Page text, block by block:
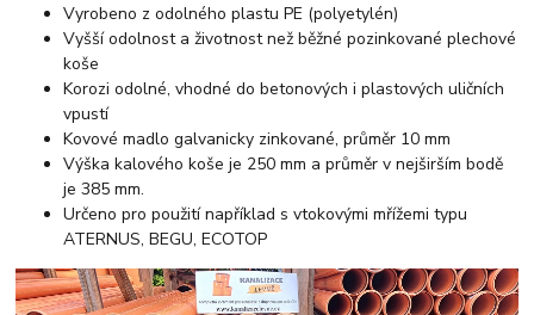
Vyrobeno z odolného plastu PE (polyetylén)
Vyšší odolnost a životnost než běžné pozinkované plechové
koše
Korozi odolné, vhodné do betonových i plastových uličních
vpustí
Kovové madlo galvanicky zinkované, průměr 10 mm
Výška kalového koše je 250 mm a průměr v nejširším bodě
je 385 mm.
Určeno pro použití například s vtokovými mřížemi typu
ATERNUS, BEGU, ECOTOP